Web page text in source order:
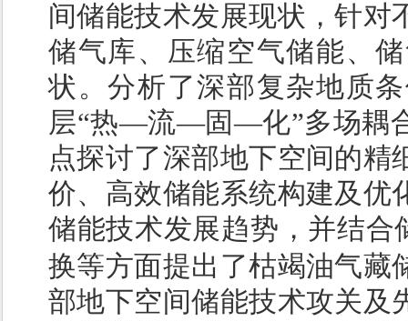
间储能技术发展现状，针对
储气库、压缩空气储能、
状。分析了深部复杂地质
层“热—流—固—化”多场耦
点探讨了深部地下空间的精
价、高效储能系统构建及优
储能技术发展趋势，并结合
换等方面提出了枯竭油气藏
部地下空间储能技术攻关及